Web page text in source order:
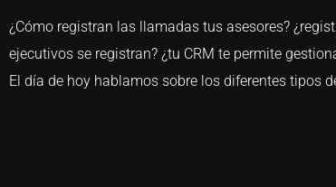
¿Cómo registran las llamadas tus asesores?
ejecutivos se registran? ¿tu CRM te permite
El día de hoy hablamos sobre los diferentes tipos